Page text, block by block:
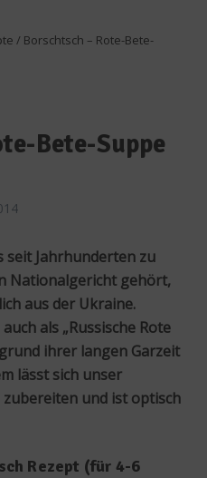
/ Borschtsch – Rote-Bete-
Bete-Suppe
seit Jahrhunderten zu
Nationalgericht gehört,
aus der Ukraine.
als „Russische Rote
ihrer langen Garzeit
lässt sich unser
zubereiten und ist optisch
Rezept (für 4-6